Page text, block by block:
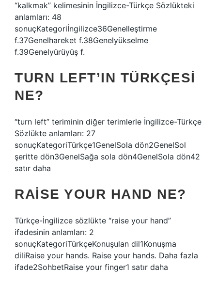
“kalkmak” kelimesinin İngilizce-Türkçe Sözlükteki
anlamları: 48
sonuçKategoriİngilizce36Genelleştirme
f.37Genelhareket f.38Genelyükselme
f.39Genelyürüyüş f.
TURN LEFT’IN TÜRKÇESI
NE?
“turn left” teriminin diğer terimlerle İngilizce-Türkçe
Sözlükte anlamları: 27
sonuçKategoriTürkçe1GenelSola dön2GenelSol
şeritte dön3GenelSağa sola dön4GenelSola dön42
satır daha
RAISE YOUR HAND NE?
Türkçe-İngilizce sözlükte “raise your hand”
ifadesinin anlamları: 2
sonuçKategoriTürkçeKonuşulan dil1Konuşma
diliRaise your hands. Raise your hands. Daha fazla
ifade2SohbetRaise your finger1 satır daha